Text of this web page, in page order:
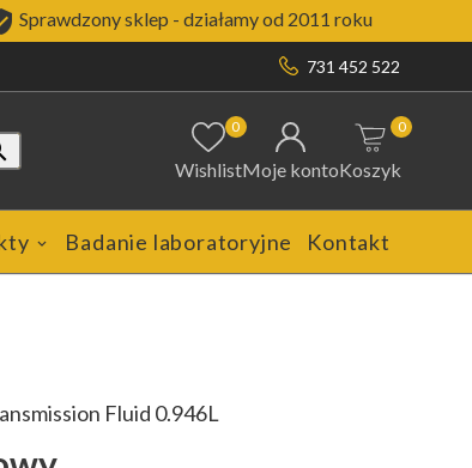
Sprawdzony sklep - działamy od 2011 roku
731 452 522
0
WishlistMoje kontoKoszyk
0
Badanie laboratoryjne Kontakt
Fluid 0.946L